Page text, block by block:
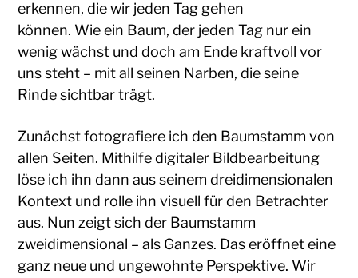
erkennen, die wir jeden Tag gehen
können. Wie ein Baum, der jeden Tag nur ein
wenig wächst und doch am Ende kraftvoll vor
uns steht – mit all seinen Narben, die seine
Rinde sichtbar trägt.
Zunächst fotografiere ich den Baumstamm von
allen Seiten. Mithilfe digitaler Bildbearbeitung
löse ich ihn dann aus seinem dreidimensionalen
Kontext und rolle ihn visuell für den Betrachter
aus. Nun zeigt sich der Baumstamm
zweidimensional – als Ganzes. Das eröffnet eine
ganz neue und ungewohnte Perspektive. Wir